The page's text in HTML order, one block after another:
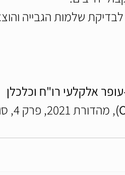
שלמות הגבייה
אלקלעי רו"ח וכלכלן
,